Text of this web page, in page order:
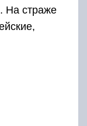
На страже